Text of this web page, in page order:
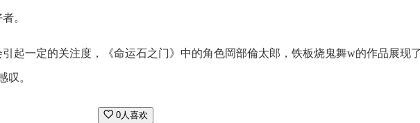
。
起一定的关注度，《命运石之门》中的角色岡部倫太郎，铁板烧鬼舞w的作品展现
叹。
0人喜欢